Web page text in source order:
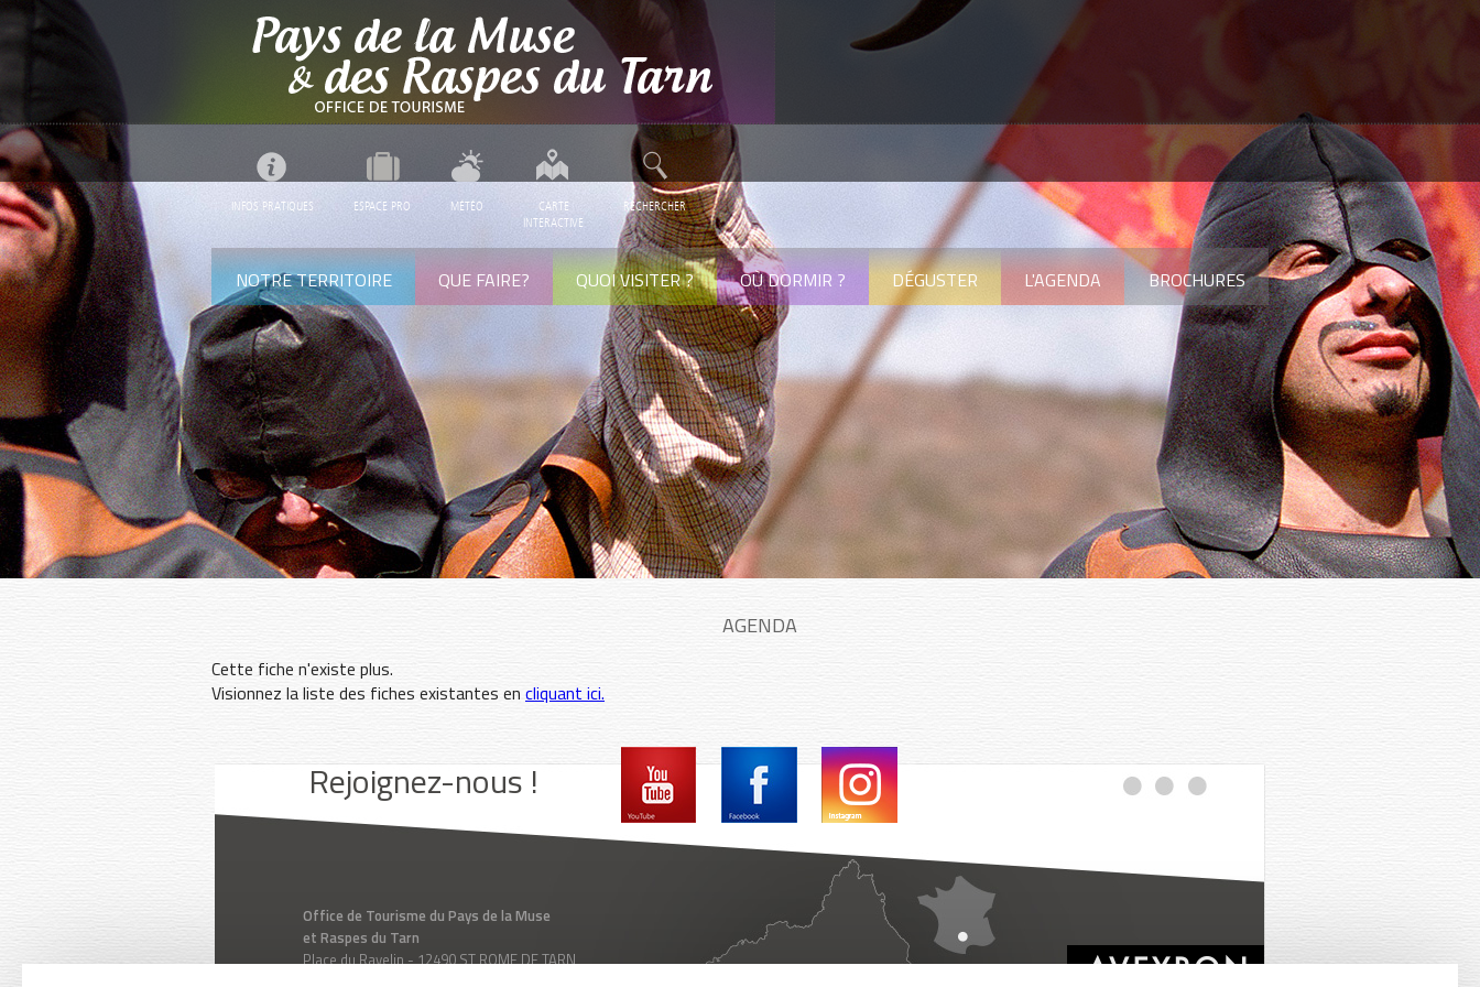
INFOS PRATIQUES ESPACE PRO MÉTÉO
CARTE
INTERACTIVE
RECHERCHER
NOTRE TERRITOIRE QUE FAIRE? QUOI VISITER ? OÙ DORMIR ? DÉGUSTER L'AGENDA BROCHURES
AGENDA
Cette fiche n'existe plus.
Visionnez la liste des fiches existantes en cliquant ici.
Rejoignez-nous !
Facebook Instagram
Office de Tourisme du Pays de la Muse
et Raspes du Tarn
Place du Ravelin - 12490 ST ROME DE TARN